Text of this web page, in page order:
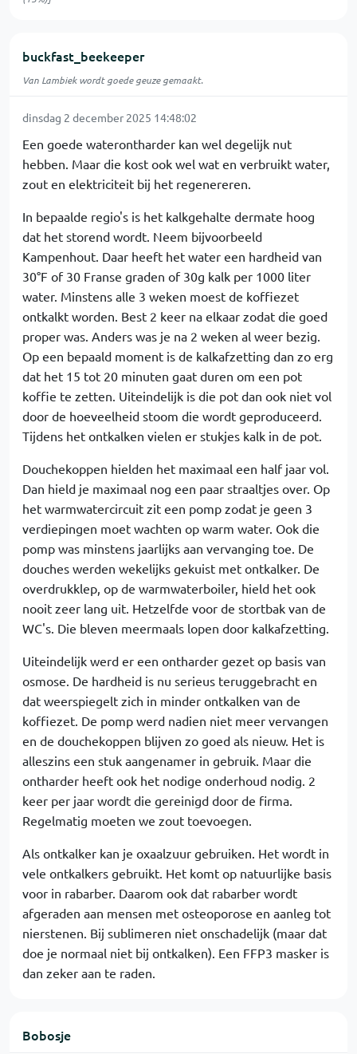
buckfast_beekeeper
Van Lambiek wordt goede geuze gemaakt.
dinsdag 2 december 2025 14:48:02
Een goede waterontharder kan wel degelijk nut
hebben. Maar die kost ook wel wat en verbruikt water,
zout en elektriciteit bij het regenereren.
In bepaalde regio's is het kalkgehalte dermate hoog
dat het storend wordt. Neem bijvoorbeeld
Kampenhout. Daar heeft het water een hardheid van
30°F of 30 Franse graden of 30g kalk per 1000 liter
water. Minstens alle 3 weken moest de koffiezet
ontkalkt worden. Best 2 keer na elkaar zodat die goed
proper was. Anders was je na 2 weken al weer bezig.
Op een bepaald moment is de kalkafzetting dan zo erg
dat het 15 tot 20 minuten gaat duren om een pot
koffie te zetten. Uiteindelijk is die pot dan ook niet vol
door de hoeveelheid stoom die wordt geproduceerd.
Tijdens het ontkalken vielen er stukjes kalk in de pot.
Douchekoppen hielden het maximaal een half jaar vol.
Dan hield je maximaal nog een paar straaltjes over. Op
het warmwatercircuit zit een pomp zodat je geen 3
verdiepingen moet wachten op warm water. Ook die
pomp was minstens jaarlijks aan vervanging toe. De
douches werden wekelijks gekuist met ontkalker. De
overdrukklep, op de warmwaterboiler, hield het ook
nooit zeer lang uit. Hetzelfde voor de stortbak van de
WC's. Die bleven meermaals lopen door kalkafzetting.
Uiteindelijk werd er een ontharder gezet op basis van
osmose. De hardheid is nu serieus teruggebracht en
dat weerspiegelt zich in minder ontkalken van de
koffiezet. De pomp werd nadien niet meer vervangen
en de douchekoppen blijven zo goed als nieuw. Het is
alleszins een stuk aangenamer in gebruik. Maar die
ontharder heeft ook het nodige onderhoud nodig. 2
keer per jaar wordt die gereinigd door de firma.
Regelmatig moeten we zout toevoegen.
Als ontkalker kan je oxaalzuur gebruiken. Het wordt in
vele ontkalkers gebruikt. Het komt op natuurlijke basis
voor in rabarber. Daarom ook dat rabarber wordt
afgeraden aan mensen met osteoporose en aanleg tot
nierstenen. Bij sublimeren niet onschadelijk (maar dat
doe je normaal niet bij ontkalken). Een FFP3 masker is
dan zeker aan te raden.
Bobosje